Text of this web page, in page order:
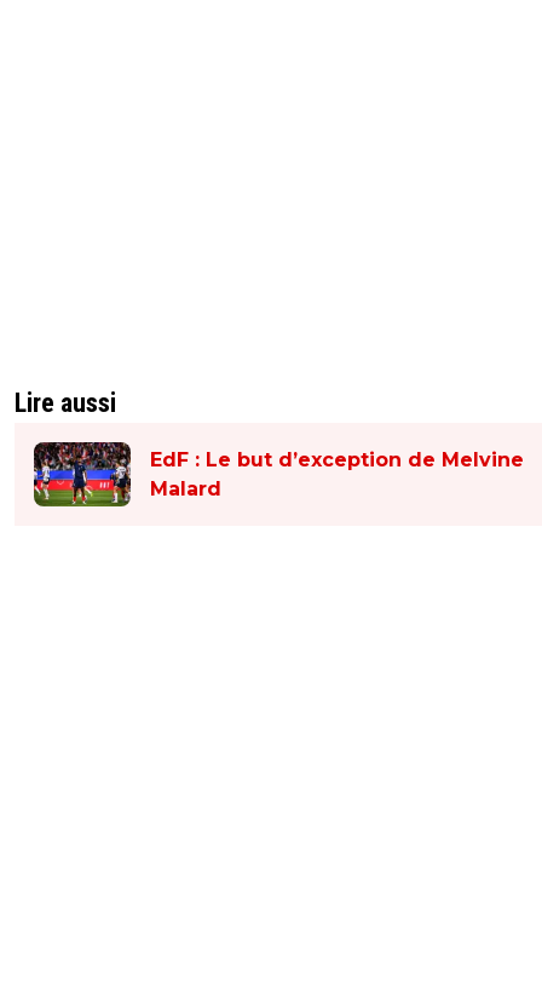
Lire aussi
EdF : Le but d’exception de Melvine
Malard